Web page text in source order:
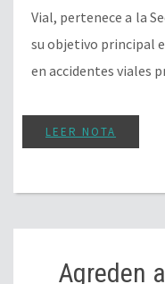
Vial, pertenece a la
su objetivo principal
en accidentes viales
LEER NOTA
Agreden